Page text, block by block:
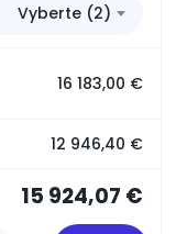
Vyberte (2)
16 183,00 €
12 946,40 €
15 924,07 €